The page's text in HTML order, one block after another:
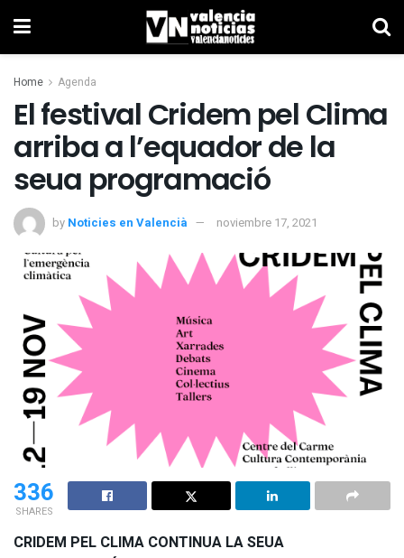
Home Agenda
El festival Cridem pel Clima
arriba a l’equador de la
seua programació
by Noticies en Valencià noviembre 17, 2021
336
SHARES
CRIDEM PEL CLIMA CONTINUA LA SEUA